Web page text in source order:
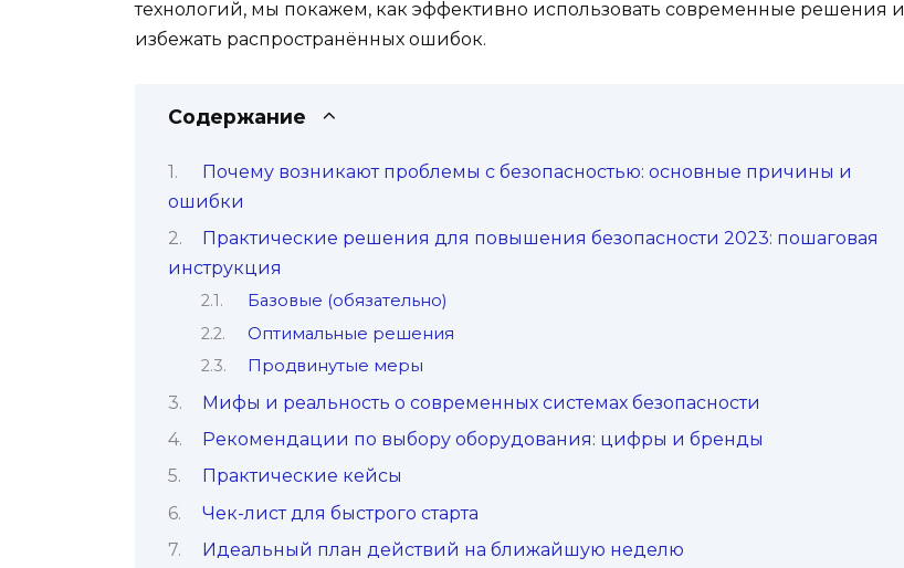
технологий, мы покажем, как эффективно использовать современные решения и
избежать распространённых ошибок.
Содержание
Почему возникают проблемы с безопасностью: основные причины и
ошибки
Практические решения для повышения безопасности 2023: пошаговая
инструкция
Базовые (обязательно)
Оптимальные решения
Продвинутые меры
Мифы и реальность о современных системах безопасности
Рекомендации по выбору оборудования: цифры и бренды
Практические кейсы
Чек-лист для быстрого старта
Идеальный план действий на ближайшую неделю